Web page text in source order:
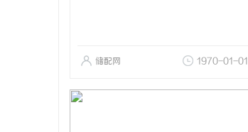
储配网 1970-01-01